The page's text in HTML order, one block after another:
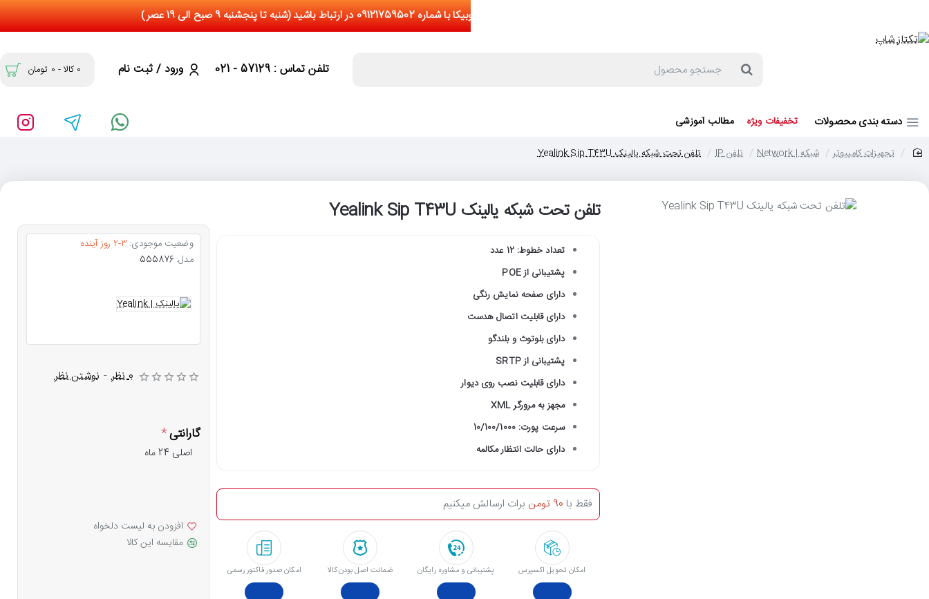
جستجو
تلفن تماس : 57129 - 021 ورود / ثبت نام 0 کالا - 0 تومان
دسته بندی محصولات تخفیفات ویژه مطالب آموزشی
تجهیزات کامپیوتر شبکه | Network تلفن IP تلفن تحت شبکه یالینک Yealink Sip T43U
تلفن تحت شبکه یالینک Yealink Sip T43U
تعداد خطوط: 12 عدد
پشتیبانی از POE
دارای صفحه نمایش رنگی
دارای قابلیت اتصال هدست
دارای بلوتوث و بلندگو
پشتیبانی از SRTP
دارای قابلیت نصب روی دیوار
مجهز به مرورگر XML
سرعت پورت: 10/100/1000
دارای حالت انتظار مکالمه
امکان تحویل اکسپرس پشتیبانی و مشاوره رایگان ﺿﻤﺎﻧﺖ اﺻﻞ ﺑﻮدن ﮐﺎﻟﺎ امکان صدور فاکتور رسمی
فقط با 90 تومن برات ارسالش میکنیم
وضعیت موجودی: 2-3 روز آینده
مدل: 555876
0 نظر - نوشتن نظر
گارانتی
اصلی 24 ماه
افزودن به لیست دلخواه
مقایسه این کالا